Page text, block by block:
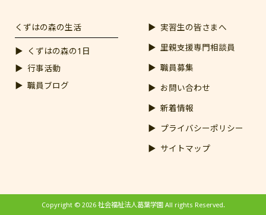
くずはの森の生活
くずはの森の1日
行事活動
職員ブログ
実習生の皆さまへ
里親支援専門相談員
職員募集
お問い合わせ
新着情報
プライバシーポリシー
サイトマップ
Copyright © 2026 社会福祉法人葛葉学園 All rights Reserved.